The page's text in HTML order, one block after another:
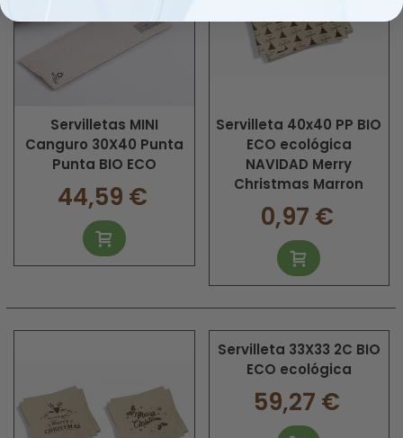
Servilletas MINI
Canguro 30X40 Punta
Punta BIO ECO
44,59 €
Servilleta 40x40 PP BIO
ECO ecológica
NAVIDAD Merry
Christmas Marron
0,97 €
Servilleta 33X33 2C BIO
ECO ecológica
59,27 €